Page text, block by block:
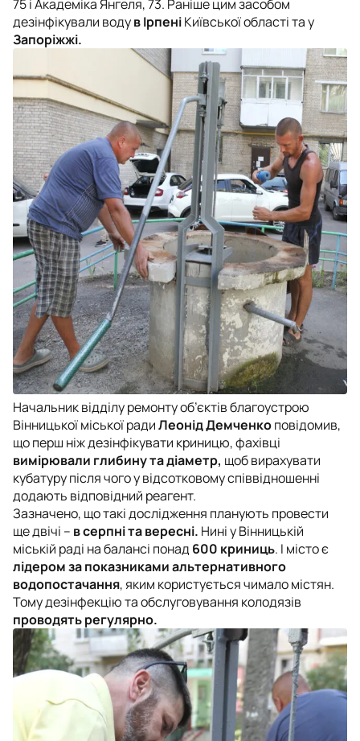
75 і Академіка Янгеля, 73. Раніше цим засобом
дезінфікували водув ІрпеніКиївської області та у
Запоріжжі.
Начальник відділу ремонту об’єктів благоустрою
Вінницької міської радиЛеонід Демченкоповідомив,
що перш ніж дезінфікувати криницю, фахівці
вимірювали глибину та діаметр, щоб вирахувати
кубатуру після чого у відсотковому співвідношенні
додають відповідний реагент.
Зазначено, що такі дослідження планують провести
ще двічі – в серпні та вересні. Нині у Вінницькій
міській раді на балансі понад 600 криниць. І місто є
лідером за показниками альтернативного
водопостачання, яким користується чимало містян.
Тому дезінфекцію та обслуговування колодязів
проводять регулярно.